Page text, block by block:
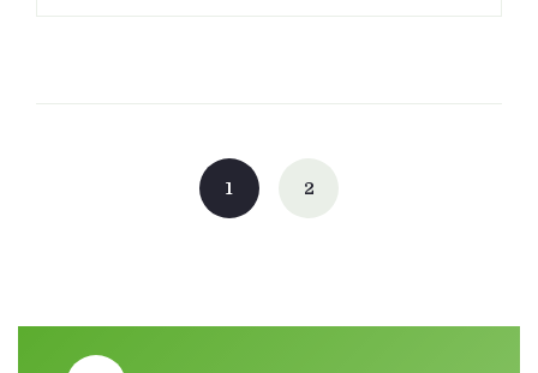
navigation
1 2